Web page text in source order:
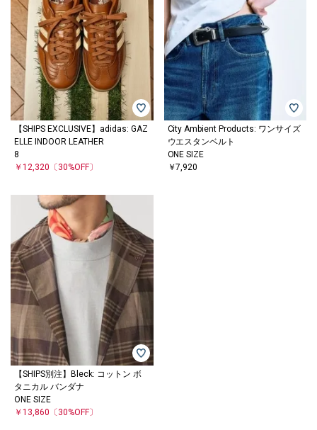
【SHIPS EXCLUSIVE】adidas: GAZ
ELLE INDOOR LEATHER
8
￥12,320 〔30%OFF〕
City Ambient Products: ワンサイズ
ウエスタンベルト
ONE SIZE
￥7,920
【SHIPS別注】Bleck: コットン ボ
タニカル バンダナ
ONE SIZE
￥13,860 〔30%OFF〕